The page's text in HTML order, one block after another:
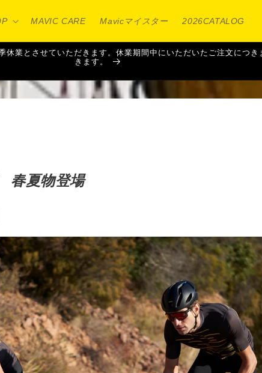
MAVIC CARE Mavicマイスター 2026CATALOG
業とさせていただきます。休業期間中にいただいたご注文につ
きます。
春夏物登場